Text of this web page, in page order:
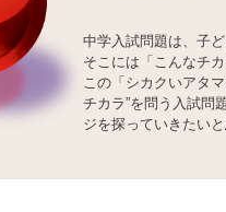
中学入試問題は、子ど
そこには「こんなチ
この「シカクいアタ
チカラ”を問う入試問
ジを探っていきたいと